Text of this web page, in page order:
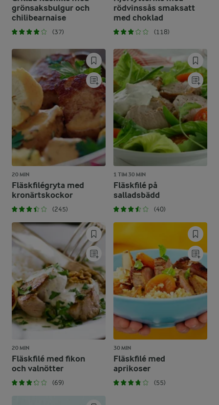
grönsaksbulgur och
chilibearnaise
(37)
rödvinssås smaksatt
med choklad
(118)
20 MIN
Fläskfilégryta med
kronärtskockor
(245)
1 TIM 30 MIN
Fläskfilé på
salladsbädd
(40)
20 MIN
Fläskfilé med fikon
och valnötter
(69)
30 MIN
Fläskfilé med
aprikoser
(55)